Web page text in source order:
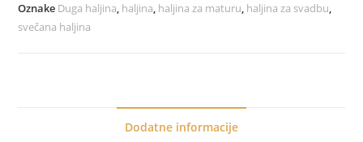
Oznake Duga haljina, haljina, haljina za maturu, haljina za svadbu,
svečana haljina
Dodatne informacije